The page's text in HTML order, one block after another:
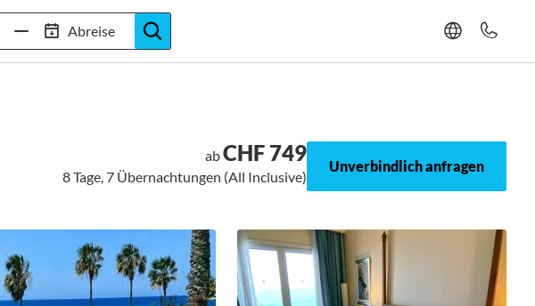
Abreise
20+ Jahre Trainingslager-Expertise
abCHF 749
8 Tage, 7 Übernachtungen (All Inclusive)
Unverbindlich anfragen